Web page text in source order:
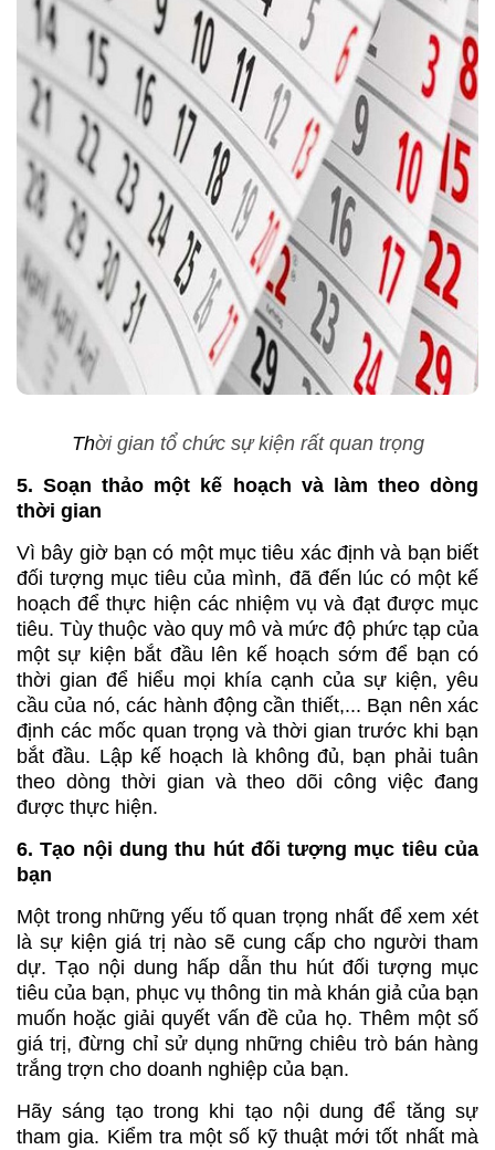
Thời gian tổ chức sự kiện rất quan trọng
5. Soạn thảo một kế hoạch và làm theo dòng
thời gian
Vì bây giờ bạn có một mục tiêu xác định và bạn biết
đối tượng mục tiêu của mình, đã đến lúc có một kế
hoạch để thực hiện các nhiệm vụ và đạt được mục
tiêu. Tùy thuộc vào quy mô và mức độ phức tạp của
một sự kiện bắt đầu lên kế hoạch sớm để bạn có
thời gian để hiểu mọi khía cạnh của sự kiện, yêu
cầu của nó, các hành động cần thiết,... Bạn nên xác
định các mốc quan trọng và thời gian trước khi bạn
bắt đầu. Lập kế hoạch là không đủ, bạn phải tuân
theo dòng thời gian và theo dõi công việc đang
được thực hiện.
6. Tạo nội dung thu hút đối tượng mục tiêu của
bạn
Một trong những yếu tố quan trọng nhất để xem xét
là sự kiện giá trị nào sẽ cung cấp cho người tham
dự. Tạo nội dung hấp dẫn thu hút đối tượng mục
tiêu của bạn, phục vụ thông tin mà khán giả của bạn
muốn hoặc giải quyết vấn đề của họ. Thêm một số
giá trị, đừng chỉ sử dụng những chiêu trò bán hàng
trắng trợn cho doanh nghiệp của bạn.
Hãy sáng tạo trong khi tạo nội dung để tăng sự
tham gia. Kiểm tra một số kỹ thuật mới tốt nhất mà